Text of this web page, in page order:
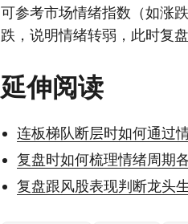
可参考市场情绪指数（如涨
跌，说明情绪转弱，此时复
延伸阅读
连板梯队断层时如何通过
复盘时如何梳理情绪周期
复盘跟风股表现判断龙头